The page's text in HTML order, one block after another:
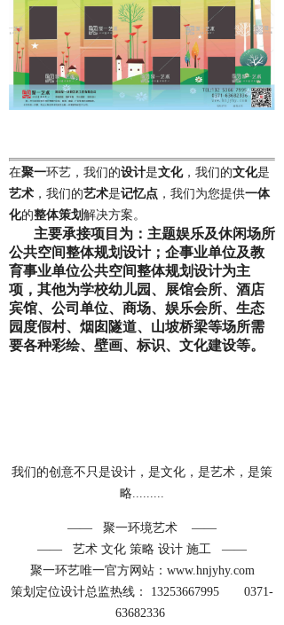
在聚一环艺，我们的设计是文化，我们的文化是
艺术 ，我们的艺术是记忆点 ，我们为您提供一体
化的整体策划解决方案。
主要承接项目为：主题娱乐及休闲场所
公共空间整体规划设计；企事业单位及教
育事业单位公共空间整体规划设计为主
项，其他为学校幼儿园、展馆会所、酒店
宾馆、公司单位、商场、娱乐会所、生态
园度假村、烟囱隧道、山坡桥梁等场所需
要各种彩绘、壁画、标识、文化建设等。
我们的创意不只是设计，是文化，是艺术，是策
略.........
—— 聚一环境艺术 ——
—— 艺术 文化 策略 设计 施工 ——
聚一环艺唯一官方网站：www.hnjyhy.com
策划定位设计总监热线： 13253667995 0371-
63682336